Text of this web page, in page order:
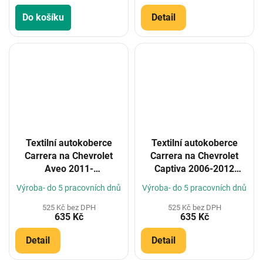
Do košíku Detail
Textilní autokoberce
Carrera na Chevrolet
Aveo 2011-
Výroba- do 5 pracovních dnů
525 Kč bez DPH
635 Kč
Detail
Textilní autokoberce
Carrera na Chevrolet
Captiva 2006-2012
Výroba- do 5 pracovních dnů
525 Kč bez DPH
635 Kč
Detail